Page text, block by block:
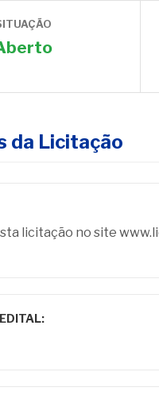
da Licitação
licitação no site